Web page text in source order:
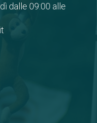
dalle 09:00 alle